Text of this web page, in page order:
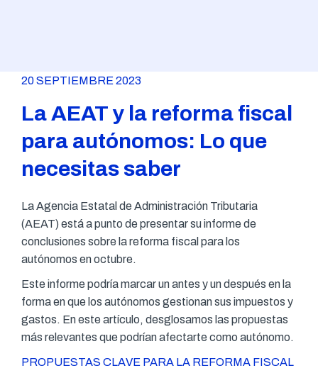
20 SEPTIEMBRE 2023
La AEAT y la reforma fiscal
para autónomos: Lo que
necesitas saber
La Agencia Estatal de Administración Tributaria
(AEAT) está a punto de presentar su informe de
conclusiones sobre la reforma fiscal para los
autónomos en octubre.
Este informe podría marcar un antes y un después en la
forma en que los autónomos gestionan sus impuestos y
gastos. En este artículo, desglosamos las propuestas
más relevantes que podrían afectarte como autónomo.
PROPUESTAS CLAVE PARA LA REFORMA FISCAL